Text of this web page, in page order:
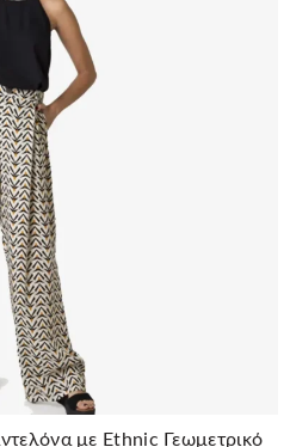
με Ethnic Γεωμετρικό